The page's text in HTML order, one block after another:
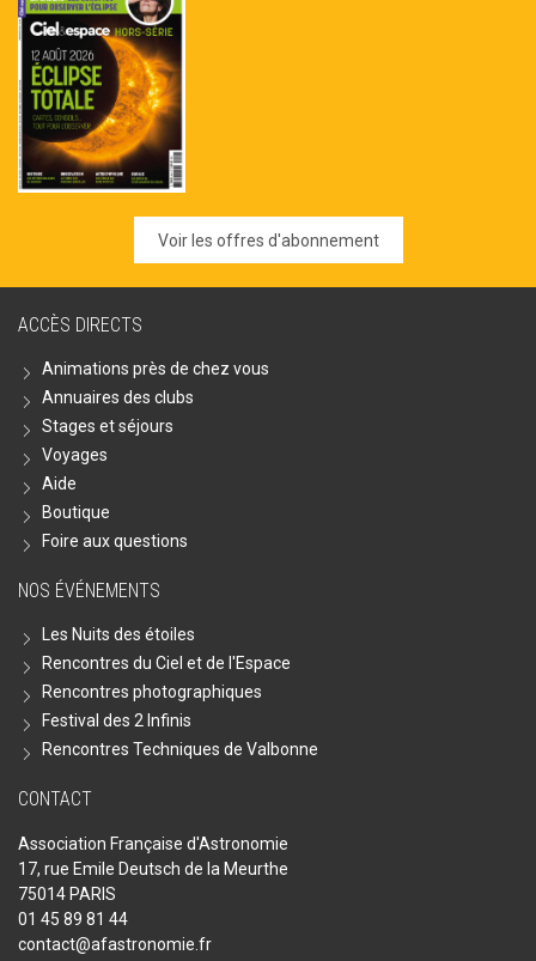
Voir les offres d'abonnement
ACCÈS DIRECTS
Animations près de chez vous
Annuaires des clubs
Stages et séjours
Voyages
Aide
Boutique
Foire aux questions
NOS ÉVÉNEMENTS
Les Nuits des étoiles
Rencontres du Ciel et de l'Espace
Rencontres photographiques
Festival des 2 Infinis
Rencontres Techniques de Valbonne
CONTACT
Association Française d'Astronomie
17, rue Emile Deutsch de la Meurthe
75014 PARIS
01 45 89 81 44
contact@afastronomie.fr